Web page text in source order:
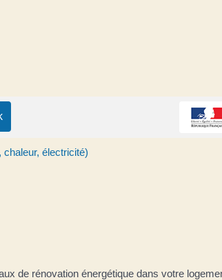
électricité)
de rénovation énergétique dans votre